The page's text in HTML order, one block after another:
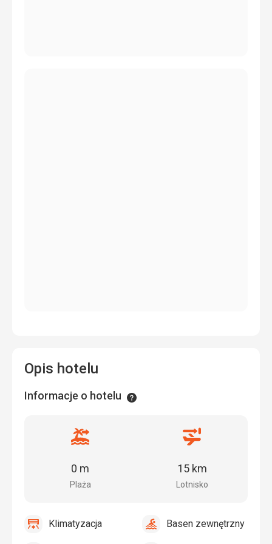
Opis hotelu
Informacje o hotelu Informacje
Odległość
plaży
Plaża
0 m
Odległość
lotniska
Lotnisko
15 km
Klimatyzacja
Klimatyzacja
tak
BasenBasen zewnętrzny
tak